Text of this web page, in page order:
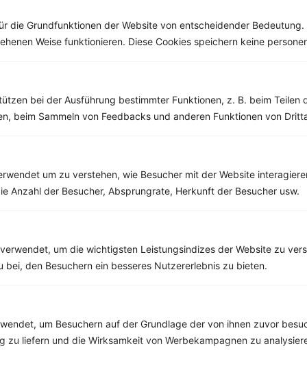
die Grundfunktionen der Website von entscheidender Bedeutung.
Weise funktionieren. Diese Cookies speichern keine
bei der Ausführung bestimmter Funktionen, z. B. beim Teilen
beim Sammeln von Feedbacks und anderen Funktionen von
um zu verstehen, wie Besucher mit der Website
Anzahl der Besucher, Absprungrate, Herkunft der Besucher usw.
um die wichtigsten Leistungsindizes der Website zu
bei, den Besuchern ein besseres Nutzererlebnis zu bieten.
um Besuchern auf der Grundlage der von ihnen zuvor
zu liefern und die Wirksamkeit von Werbekampagnen zu
Weitere Vegetarische Rezepte
‹ ›
Kalorien:536 kcal
Fett:28 g